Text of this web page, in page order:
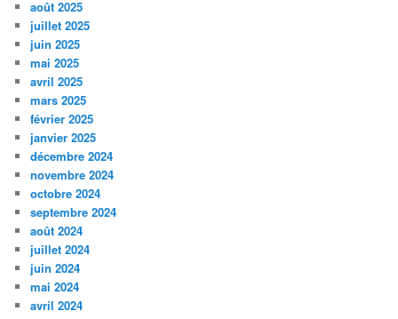
août 2025
juillet 2025
juin 2025
mai 2025
avril 2025
mars 2025
février 2025
janvier 2025
décembre 2024
novembre 2024
octobre 2024
septembre 2024
août 2024
juillet 2024
juin 2024
mai 2024
avril 2024